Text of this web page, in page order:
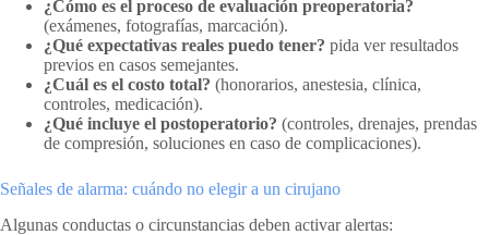
¿Cómo es el proceso de evaluación preoperatoria?
(exámenes, fotografías, marcación).
¿Qué expectativas reales puedo tener? pida ver resultados
previos en casos semejantes.
¿Cuál es el costo total? (honorarios, anestesia, clínica,
controles, medicación).
¿Qué incluye el postoperatorio? (controles, drenajes, prendas
de compresión, soluciones en caso de complicaciones).
Señales de alarma: cuándo no elegir a un cirujano
Algunas conductas o circunstancias deben activar alertas: